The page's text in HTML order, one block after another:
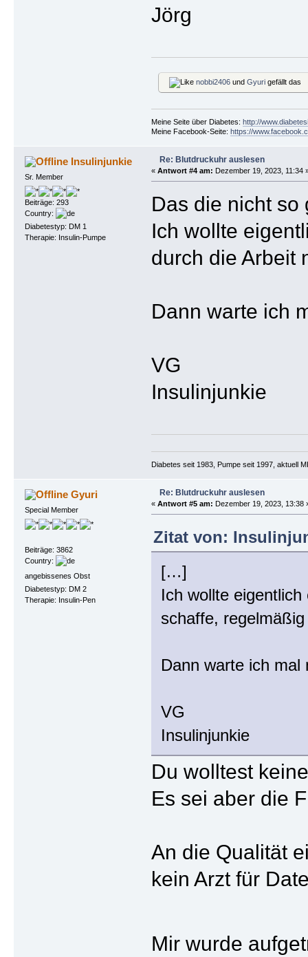
Jörg
nobbi2406und Gyurigefällt das
Meine Seite über Diabetes: http://
Meine Facebook-Seite: https://
Insulinjunkie
Sr. Member
Beiträge: 293
Country:
Diabetestyp: DM 1
Therapie: Insulin-Pumpe
Re: Blutdruckuhr auslesen
« Antwort #4 am: Dezember 19, 2023, 11:34
Das die nicht so
Ich wollte
durch die Arbeit
Dann warte ich
VG
Insulinjunkie
Diabetes seit 1983, Pumpe seit 1997, aktuell
Gyuri
Special Member
Beiträge: 3862
Country:
angebissenes Obst
Diabetestyp: DM 2
Therapie: Insulin-Pen
Re: Blutdruckuhr auslesen
« Antwort #5 am: Dezember 19, 2023, 13:38
Zitat von:
[…]
Ich wollte
schaffe,
Dann warte ich
VG
Insulinjunkie
Du wolltest
Es sei aber die
An die Qualität
kein Arzt für
Mir wurde